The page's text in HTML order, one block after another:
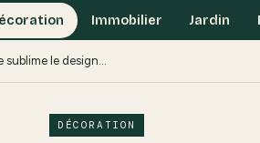
Immobilier Jardin
sublime le design…
DÉCORATION